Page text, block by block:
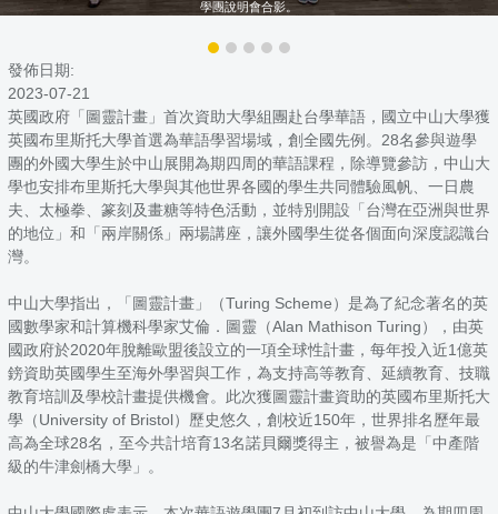
學團說明會合影。
發佈日期:
2023-07-21
英國政府「圖靈計畫」首次資助大學組團赴台學華語，國立中山大學獲
英國布里斯托大學首選為華語學習場域，創全國先例。28名參與遊學
團的外國大學生於中山展開為期四周的華語課程，除導覽參訪，中山大
學也安排布里斯托大學與其他世界各國的學生共同體驗風帆、一日農
夫、太極拳、篆刻及畫糖等特色活動，並特別開設「台灣在亞洲與世界
的地位」和「兩岸關係」兩場講座，讓外國學生從各個面向深度認識台
灣。
中山大學指出，「圖靈計畫」（Turing Scheme）是為了紀念著名的英
國數學家和計算機科學家艾倫．圖靈（Alan Mathison Turing），由英
國政府於2020年脫離歐盟後設立的一項全球性計畫，每年投入近1億英
鎊資助英國學生至海外學習與工作，為支持高等教育、延續教育、技職
教育培訓及學校計畫提供機會。此次獲圖靈計畫資助的英國布里斯托大
學（University of Bristol）歷史悠久，創校近150年，世界排名歷年最
高為全球28名，至今共計培育13名諾貝爾獎得主，被譽為是「中產階
級的牛津劍橋大學」。